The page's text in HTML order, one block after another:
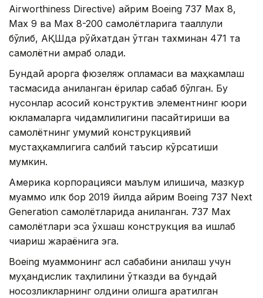
Airworthiness Directive) айрим Boeing 737 Max 8,
Max 9 ва Max 8-200 самолётларига тааллуқли
бўлиб, АҚШда рўйхатдан ўтган тахминан 471 та
самолётни қамраб олади.
Бундай қарорга фюзеляж қопламаси ва маҳкамлаш
тасмасида аниқланган ёриқлар сабаб бўлган. Бу
нуқсонлар асосий конструктив элементнинг юқори
юкламаларга чидамлилигини пасайтириши ва
самолётнинг умумий конструкциявий
мустаҳкамлигига салбий таъсир кўрсатиши
мумкин.
Америка корпорацияси маълум қилишича, мазкур
муаммо илк бор 2019 йилда айрим Boeing 737 Next
Generation самолётларида аниқланган. 737 Max
самолётлари эса ўхшаш конструкция ва ишлаб
чиқариш жараёнига эга.
Boeing муаммонинг асл сабабини аниқлаш учун
муҳандислик таҳлилини ўтказди ва бундай
носозликларнинг олдини олишга қаратилган